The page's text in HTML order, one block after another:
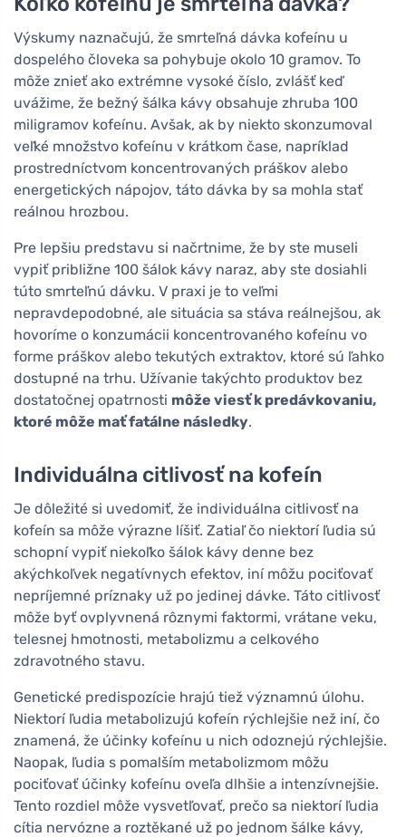
Výskumy naznačujú, že smrteľná dávka kofeínu u
dospelého človeka sa pohybuje okolo 10 gramov. To
môže znieť ako extrémne vysoké číslo, zvlášť keď
uvážime, že bežný šálka kávy obsahuje zhruba 100
miligramov kofeínu. Avšak, ak by niekto skonzumoval
veľké množstvo kofeínu v krátkom čase, napríklad
prostredníctvom koncentrovaných práškov alebo
energetických nápojov, táto dávka by sa mohla stať
reálnou hrozbou.
Pre lepšiu predstavu si načrtnime, že by ste museli
vypiť približne 100 šálok kávy naraz, aby ste dosiahli
túto smrteľnú dávku. V praxi je to veľmi
nepravdepodobné, ale situácia sa stáva reálnejšou, ak
hovoríme o konzumácii koncentrovaného kofeínu vo
forme práškov alebo tekutých extraktov, ktoré sú ľahko
dostupné na trhu. Užívanie takýchto produktov bez
dostatočnej opatrnosti môže viesť k predávkovaniu,
ktoré môže mať fatálne následky.
Individuálna citlivosť na kofeín
Je dôležité si uvedomiť, že individuálna citlivosť na
kofeín sa môže výrazne líšiť. Zatiaľ čo niektorí ľudia sú
schopní vypiť niekoľko šálok kávy denne bez
akýchkoľvek negatívnych efektov, iní môžu pociťovať
nepríjemné príznaky už po jedinej dávke. Táto citlivosť
môže byť ovplyvnená rôznymi faktormi, vrátane veku,
telesnej hmotnosti, metabolizmu a celkového
zdravotného stavu.
Genetické predispozície hrajú tiež významnú úlohu.
Niektorí ľudia metabolizujú kofeín rýchlejšie než iní, čo
znamená, že účinky kofeínu u nich odoznejú rýchlejšie.
Naopak, ľudia s pomalším metabolizmom môžu
pociťovať účinky kofeínu oveľa dlhšie a intenzívnejšie.
Tento rozdiel môže vysvetľovať, prečo sa niektorí ľudia
cítia nervózne a roztěkané už po jednom šálke kávy,